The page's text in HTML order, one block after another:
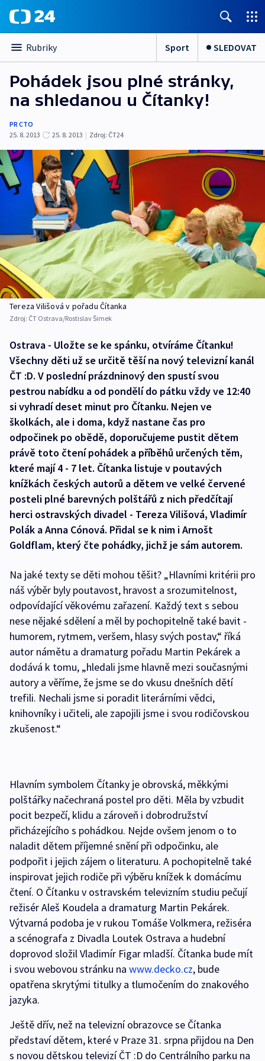
Rubriky Sport SLEDOVAT
Pohádek jsou plné stránky,
na shledanou u Čítanky!
PR CTO
25. 8. 2013
25. 8. 2013 | Zdroj: ČT24
Tereza Vilišová v pořadu Čítanka
Zdroj: ČT Ostrava/Rostislav Šimek
Ostrava - Uložte se ke spánku, otvíráme Čítanku!
Všechny děti už se určitě těší na nový televizní kanál
ČT :D. V poslední prázdninový den spustí svou
pestrou nabídku a od pondělí do pátku vždy ve 12:40
si vyhradí deset minut pro Čítanku. Nejen ve
školkách, ale i doma, když nastane čas pro
odpočinek po obědě, doporučujeme pustit dětem
právě toto čtení pohádek a příběhů určených těm,
které mají 4 - 7 let. Čítanka listuje v poutavých
knížkách českých autorů a dětem ve velké červené
posteli plné barevných polštářů z nich předčítají
herci ostravských divadel - Tereza Vilišová, Vladimír
Polák a Anna Cónová. Přidal se k nim i Arnošt
Goldflam, který čte pohádky, jichž je sám autorem.
Na jaké texty se děti mohou těšit? „Hlavními kritérii pro
náš výběr byly poutavost, hravost a srozumitelnost,
odpovídající věkovému zařazení. Každý text s sebou
nese nějaké sdělení a měl by pochopitelně také bavit -
humorem, rytmem, veršem, hlasy svých postav,“ říká
autor námětu a dramaturg pořadu Martin Pekárek a
dodává k tomu, „hledali jsme hlavně mezi současnými
autory a věříme, že jsme se do vkusu dnešních dětí
trefili. Nechali jsme si poradit literárními vědci,
knihovníky i učiteli, ale zapojili jsme i svou rodičovskou
zkušenost.“
Hlavním symbolem Čítanky je obrovská, měkkými
polštářky načechraná postel pro děti. Měla by vzbudit
pocit bezpečí, klidu a zároveň i dobrodružství
přicházejícího s pohádkou. Nejde ovšem jenom o to
naladit dětem příjemné snění při odpočinku, ale
podpořit i jejich zájem o literaturu. A pochopitelně také
inspirovat jejich rodiče při výběru knížek k domácímu
čtení. O Čítanku v ostravském televizním studiu pečují
režisér Aleš Koudela a dramaturg Martin Pekárek.
Výtvarná podoba je v rukou Tomáše Volkmera, režiséra
a scénografa z Divadla Loutek Ostrava a hudební
doprovod složil Vladimír Figar mladší. Čítanka bude mít
i svou webovou stránku na www.decko.cz, bude
opatřena skrytými titulky a tlumočením do znakového
jazyka.
Ještě dřív, než na televizní obrazovce se Čítanka
představí dětem, které v Praze 31. srpna přijdou na Den
s novou dětskou televizí ČT :D do Centrálního parku na